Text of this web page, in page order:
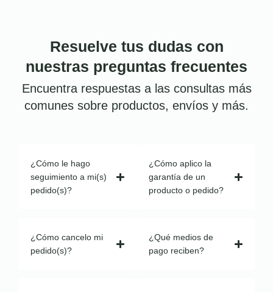
Resuelve tus dudas con
nuestras preguntas frecuentes
Encuentra respuestas a las consultas más
comunes sobre productos, envíos y más.
¿Cómo le hago
seguimiento a mi(s)
pedido(s)?
¿Cómo cancelo mi
pedido(s)?
¿Cómo aplico la
garantía de un
producto o pedido?
¿Qué medios de
pago reciben?